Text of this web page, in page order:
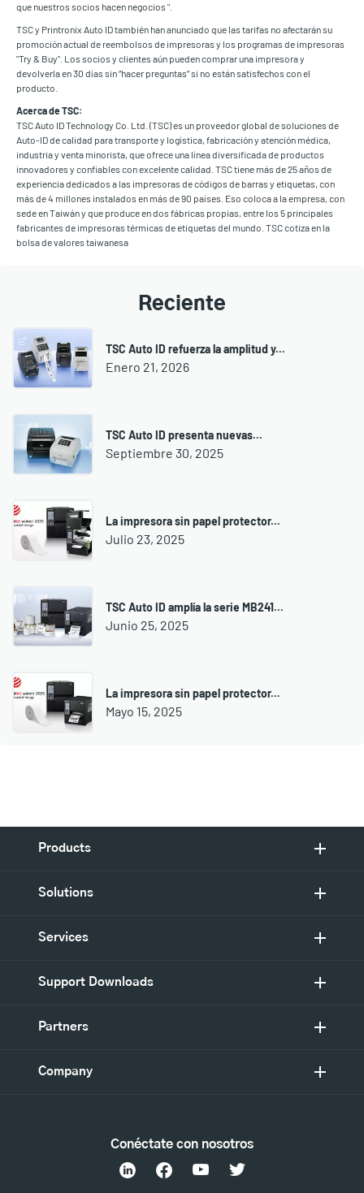
que nuestros socios hacen negocios ".
TSC y Printronix Auto ID también han anunciado que las tarifas no afectarán su
promoción actual de reembolsos de impresoras y los programas de impresoras
"Try & Buy". Los socios y clientes aún pueden comprar una impresora y
devolverla en 30 días sin “hacer preguntas” si no están satisfechos con el
producto.
Acerca de TSC:
TSC Auto ID Technology Co. Ltd. (TSC) es un proveedor global de soluciones de
Auto-ID de calidad para transporte y logística, fabricación y atención médica,
industria y venta minorista, que ofrece una línea diversificada de productos
innovadores y confiables con excelente calidad. TSC tiene más de 25 años de
experiencia dedicados a las impresoras de códigos de barras y etiquetas, con
más de 4 millones instalados en más de 90 países. Eso coloca a la empresa, con
sede en Taiwán y que produce en dos fábricas propias, entre los 5 principales
fabricantes de impresoras térmicas de etiquetas del mundo. TSC cotiza en la
bolsa de valores taiwanesa
Reciente
TSC Auto ID refuerza la amplitud y...
Enero 21, 2026
TSC Auto ID presenta nuevas...
Septiembre 30, 2025
La impresora sin papel protector...
Julio 23, 2025
TSC Auto ID amplía la serie MB241...
Junio 25, 2025
La impresora sin papel protector...
Mayo 15, 2025
Products
Solutions
Services
Support Downloads
Partners
Company
Conéctate con nosotros